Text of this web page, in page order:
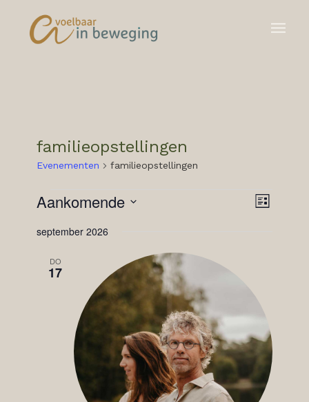
familieopstellingen
Evenementen familieopstellingen
EVENEMENTEN Lijst
Aankomende
een
september 2026
DO
17